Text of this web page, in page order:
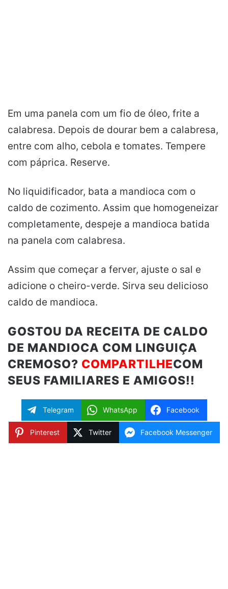
Em uma panela com um fio de óleo, frite a
calabresa. Depois de dourar bem a calabresa,
entre com alho, cebola e tomates. Tempere
com páprica. Reserve.
No liquidificador, bata a mandioca com o
caldo de cozimento. Assim que homogeneizar
completamente, despeje a mandioca batida
na panela com calabresa.
Assim que começar a ferver, ajuste o sal e
adicione o cheiro-verde. Sirva seu delicioso
caldo de mandioca.
GOSTOU DA RECEITA DE CALDO
DE MANDIOCA COM LINGUIÇA
CREMOSO? COMPARTILHECOM
SEUS FAMILIARES E AMIGOS!!
Telegram WhatsApp Facebook
Pinterest Twitter Facebook Messenger